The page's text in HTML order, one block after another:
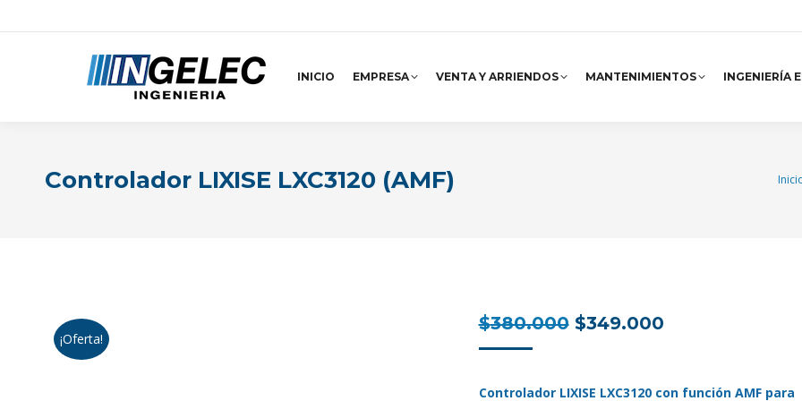
INICIO EMPRESA VENTA Y ARRIENDOS MANTENIMIENTOS INGENIERÍA
Controlador LIXISE LXC3120 (AMF)
¡Oferta!
$380.000 El
$349.000El
Controlador LIXISE LXC3120 con función AMF para